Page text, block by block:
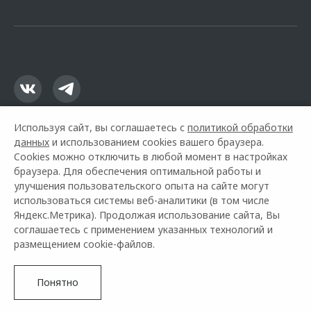
Горячая линия OMODA: +7 (3812) 409-904
Используя сайт, вы соглашаетесь с политикой обработки
данных и использованием cookies вашего браузера.
Cookies можно отключить в любой момент в настройках
браузера. Для обеспечения оптимальной работы и
улучшения пользовательского опыта на сайте могут
использоваться системы веб-аналитики (в том числе
Яндекс.Метрика). Продолжая использование сайта, Вы
соглашаетесь с применением указанных технологий и
размещением cookie-файлов.
Понятно